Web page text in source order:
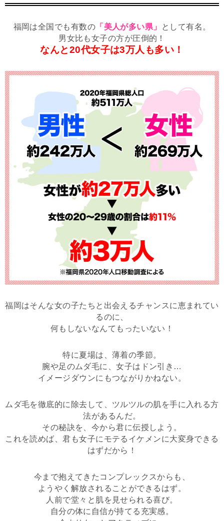
福岡は全国でも有数の 「美人が多い県」
として有名。
男女比も女子の方が圧倒的！
なんと20代女子は3万人も多い！
福岡はそんな女の子たちと出会えるチャンスに恵まれてい
るのに、
何もしないなんてもったいない！
特に夏場は、薄着の季節。
腕や足のムダ毛に、女子はドン引き…
イメージダウンにもつながりかねない。
ムダ毛を徹底的に除去して、ツルツルの肌を手に入れる方
法があるんだ。
その秘訣を、今から君に伝授しよう。
これを読めば、君も女子にモテるイケメンに大変身できる
はずだから！
今まで抱えてきたコンプレックスからも、
ようやく解放されることができるはず。
人前で堂々と肌を見せられる喜び。
自分の体に自信が持てる充実感。